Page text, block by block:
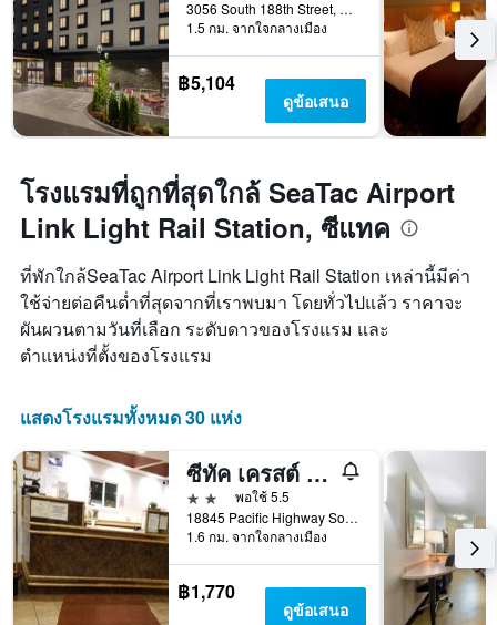
3056 South 188th Street, ซีแทค, WA, สหรัฐอเมริกา
1.5 กม. จากใจกลางเมือง
฿5,104
ดูข้อเสนอ
โรงแรมที่ถูกที่สุดใกล้ SeaTac Airport
Link Light Rail Station, ซีแทค
ที่พักใกล้SeaTac Airport Link Light Rail Station เหล่านี้มีค่า
ใช้จ่ายต่อคืนต่ำที่สุดจากที่เราพบมา โดยทั่วไปแล้ว ราคาจะ
ผันผวนตามวันที่เลือก ระดับดาวของโรงแรม และ
ตำแหน่งที่ตั้งของโรงแรม
แสดงโรงแรมทั้งหมด 30 แห่ง
ซีทัค เครสต์ มอเตอร์ อินน์
2 ดาว
พอใช้ 5.5
18845 Pacific Highway South, ซีแทค, WA, สหรัฐอเมริกา
1.6 กม. จากใจกลางเมือง
฿1,770
ดูข้อเสนอ